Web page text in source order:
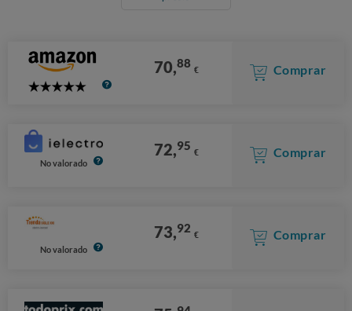
5
70,88 € Comprar
No valorado
72,95 € Comprar
No valorado
73,92 € Comprar